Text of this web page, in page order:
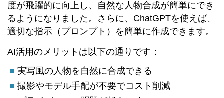
度が飛躍的に向上し、自然な人物合成が簡単にでき
るようになりました。さらに、ChatGPTを使えば、
適切な指示（プロンプト）を簡単に作成できます。
AI活用のメリットは以下の通りです：
実写風の人物を自然に合成できる
撮影やモデル手配が不要でコスト削減